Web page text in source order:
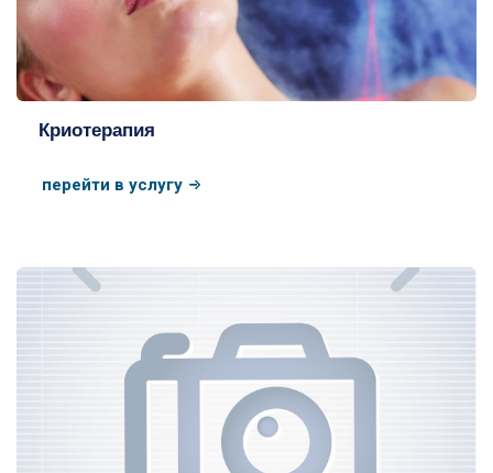
Криотерапия
перейти в услугу